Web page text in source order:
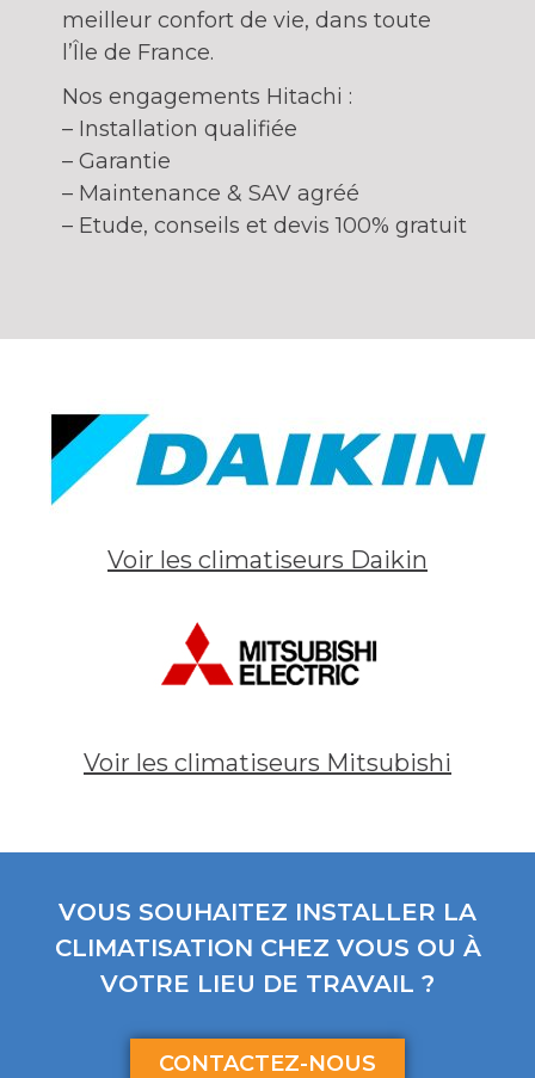
meilleur confort de vie, dans toute
l’Île de France.
Nos engagements Hitachi :
– Installation qualifiée
– Garantie
– Maintenance & SAV agréé
– Etude, conseils et devis 100% gratuit
Voir les climatiseurs Daikin
Voir les climatiseurs Mitsubishi
VOUS SOUHAITEZ INSTALLER LA
CLIMATISATION CHEZ VOUS OU À
VOTRE LIEU DE TRAVAIL ?
CONTACTEZ-NOUS